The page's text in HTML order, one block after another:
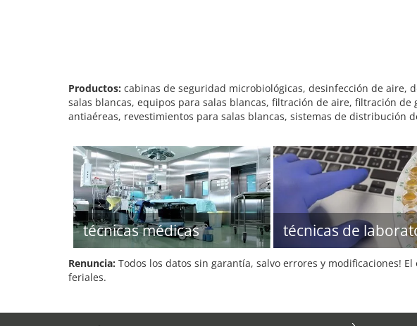
Productos: cabinas de seguridad microbiológicas, desinfección de aire,
salas blancas, equipos para salas blancas, filtración de aire, filtración
antiaéreas, revestimientos para salas blancas, sistemas de distribución
técnicas médicas técnicas de
Renuncia: Todos los datos sin garantía, salvo errores y modificaciones!
feriales.